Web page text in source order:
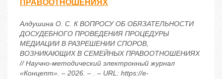
ПРАВООТНОШЕНИЯХ
Алдушина О. С. К ВОПРОСУ ОБ ОБЯЗАТЕЛЬНОСТИ
ДОСУДЕБНОГО ПРОВЕДЕНИЯ ПРОЦЕДУРЫ
МЕДИАЦИИ В РАЗРЕШЕНИИ СПОРОВ,
ВОЗНИКАЮЩИХ В СЕМЕЙНЫХ ПРАВООТНОШЕНИЯХ
// Научно-методический электронный журнал
«Концепт». – 2026. – . – URL: https://e-